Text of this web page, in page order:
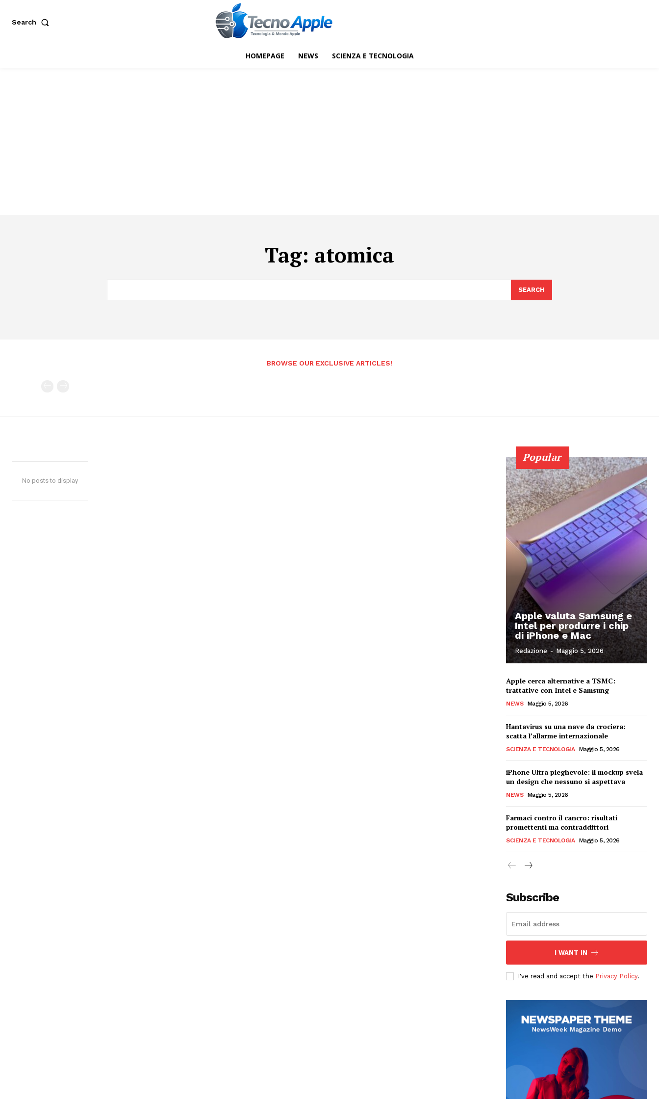
Search
HOMEPAGE NEWS SCIENZA E TECNOLOGIA
Tag: atomica
SEARCH
BROWSE OUR EXCLUSIVE ARTICLES!
No posts to display
Popular
Apple valuta Samsung e
Intel per produrre i chip
di iPhone e Mac
Redazione - Maggio 5, 2026
Apple cerca alternative a TSMC:
trattative con Intel e Samsung
NEWS Maggio 5, 2026
Hantavirus su una nave da crociera:
scatta l’allarme internazionale
SCIENZA E TECNOLOGIA Maggio 5, 2026
iPhone Ultra pieghevole: il mockup svela
un design che nessuno si aspettava
NEWS Maggio 5, 2026
Farmaci contro il cancro: risultati
promettenti ma contraddittori
SCIENZA E TECNOLOGIA Maggio 5, 2026
Subscribe
I WANT IN
I've read and accept the Privacy Policy.